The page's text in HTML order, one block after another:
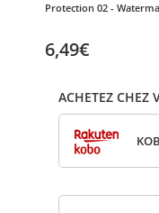
Protection 02 -
6,49€
ACHETEZ CHEZ